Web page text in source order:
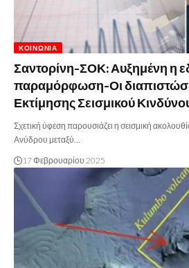
ΚΟΙΝΩΝΊΑ
Σαντορίνη-ΣΟΚ: Αυξημένη η
παραμόρφωση-Οι
Εκτίμησης Σεισμικού
Σχετική ύφεση παρουσιάζει η σεισμική
Ανύδρου μεταξύ…
17 Φεβρουαρίου 2025